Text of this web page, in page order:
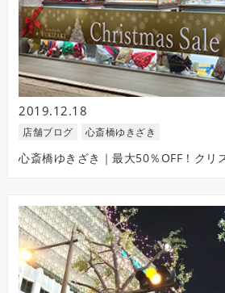
2019.12.18
店舗ブログ 心斎橋ゆきざき
心斎橋ゆきざき｜最大50％OFF！クリ